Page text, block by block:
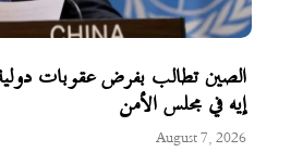
الصين تطالب بفرض عقوبات
إيه في مجلس الأمن
August 7, 2026